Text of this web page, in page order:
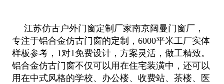
江苏仿古户外门窗定制厂家南京阔曼门窗厂，
专注于铝合金仿古门窗的定制，6000平米工厂实体
样板参考，1对1免费设计，方案灵活， 做工精致。
铝合金仿古门窗不仅可以用在住宅装潢中，还可以
用在中式风格的学校、办公楼、收费站、茶楼、医